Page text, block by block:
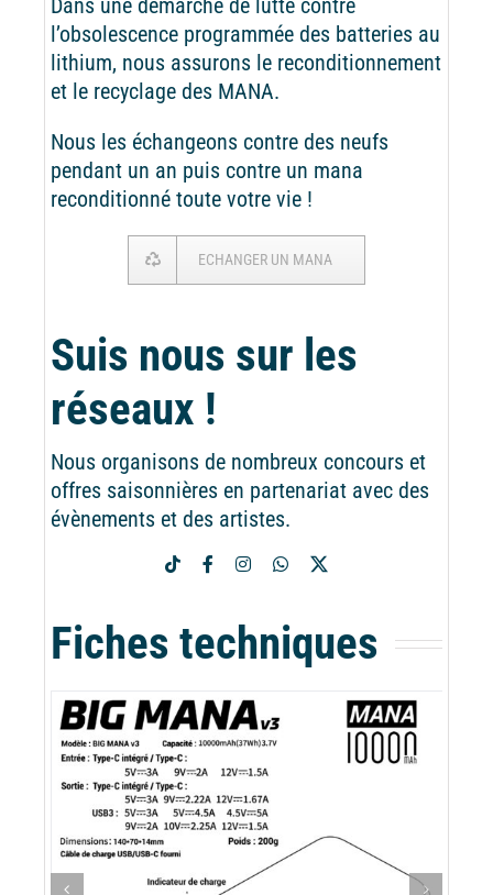
l’obsolescence programmée des batteries au
lithium, nous assurons le reconditionnement
et le recyclage des MANA.
Nous les échangeons contre des neufs
pendant un an puis contre un mana
reconditionné toute votre vie !
ECHANGER UN MANA
Suis nous sur les
réseaux !
Nous organisons de nombreux concours et
offres saisonnières en partenariat avec des
évènements et des artistes.
Fiches techniques